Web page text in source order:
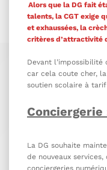
Alors que la DG fait
talents, la CGT exige
et exhaussées, la
critères d’attractivité
Devant l’impossibilité
car cela coute cher,
soutien scolaire à
Conciergerie
La DG souhaite
de nouveaux
conciergeries